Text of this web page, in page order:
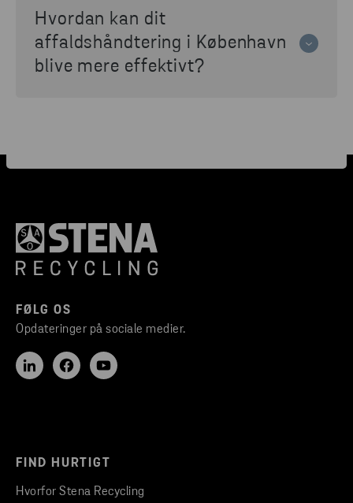
Hvordan kan dit
affaldshåndtering i København
blive mere effektivt?
– uanset volumen eller kompleksiteten af
materialet. Vores service er designet til at
gøre affaldshåndtering nem og bæredygtig.
FØLG OS
Opdateringer på sociale medier.
FIND HURTIGT
Hvorfor Stena Recycling